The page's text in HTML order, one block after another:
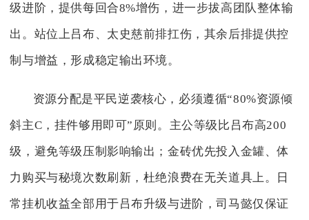
级进阶，提供每回合8%增伤，进一步拔高团队整体输
出。站位上吕布、太史慈前排扛伤，其余后排提供控
制与增益，形成稳定输出环境。
资源分配是平民逆袭核心，必须遵循“80%资源倾
斜主C，挂件够用即可”原则。主公等级比吕布高200
级，避免等级压制影响输出；金砖优先投入金罐、体
力购买与秘境次数刷新，杜绝浪费在无关道具上。日
常挂机收益全部用于吕布升级与进阶，司马懿仅保证